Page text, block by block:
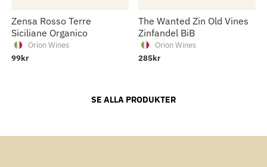
Zensa Rosso Terre
Siciliane Organico
Orion Wines
99kr
The Wanted Zin Old Vines
Zinfandel BiB
Orion Wines
285kr
The Wanted Zin Old Vines
99kr
SE ALLA PRODUKTER